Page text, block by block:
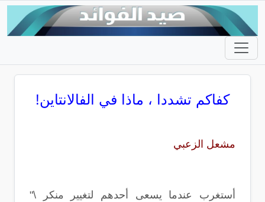
كفاكم تشددا ، ماذا في الفالانتاين!
مشعل الزعبي
أستغرب عندما يسعى أحدهم لتغيير منكر \"